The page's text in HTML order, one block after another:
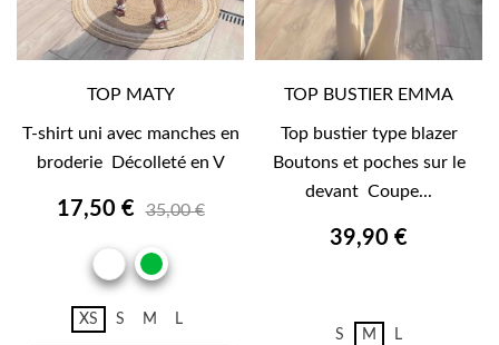
TOP MATY
T-shirt uni avec manches en
broderie Décolleté en V
17,50 € 35,00 €
BLANCVERT
XS S M L
TOP BUSTIER EMMA
Top bustier type blazer
Boutons et poches sur le
devant Coupe...
39,90 €
S M L